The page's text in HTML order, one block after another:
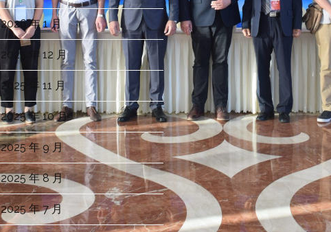
2026 年 1 月
2025 年 12 月
2025 年 11 月
2025 年 10 月
2025 年 9 月
2025 年 8 月
2025 年 7 月